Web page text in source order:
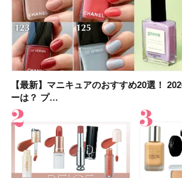
【最新】マニキュアのおすすめ20選！
ーは？ プ…
【石井美保さん】おすすめの「ブライト
ンケアからサプ…
【最新】マニキュアのおすすめ20選！
ーは？ プ…
【2026夏】「香水・フレグランス」ラン
容マニア・マ…
【5分で万能！ 夏レシピ】「万能ねぎ塩
レンジレシピ2品
【2026年夏】40代におすすめの髪型30選
入れが楽な…
【鈴木えみさんの愛用品30選】コスメ・
アetc.お気に…
【限定】&be「リップカラーデュオ 01 ピ
ュー｜落ち…